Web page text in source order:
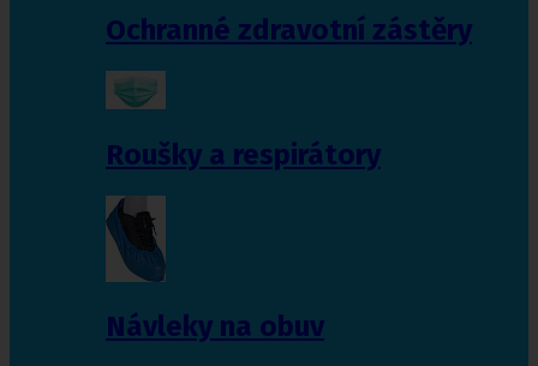
Ochranné zdravotní zástěry
Roušky a respirátory
Návleky na obuv